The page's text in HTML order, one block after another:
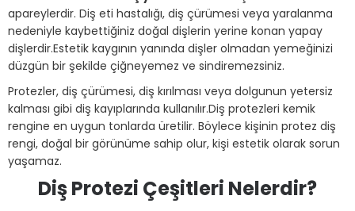
apareylerdir. Diş eti hastalığı, diş çürümesi veya yaralanma
nedeniyle kaybettiğiniz doğal dişlerin yerine konan yapay
dişlerdir.Estetik kaygının yanında dişler olmadan yemeğinizi
düzgün bir şekilde çiğneyemez ve sindiremezsiniz.
Protezler, diş çürümesi, diş kırılması veya dolgunun yetersiz
kalması gibi diş kayıplarında kullanılır.Diş protezleri kemik
rengine en uygun tonlarda üretilir. Böylece kişinin protez diş
rengi, doğal bir görünüme sahip olur, kişi estetik olarak sorun
yaşamaz.
Diş Protezi Çeşitleri Nelerdir?